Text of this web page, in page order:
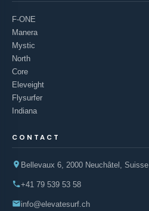
F-ONE
Manera
Mystic
North
Core
Eleveight
Flysurfer
Indiana
CONTACT
Bellevaux 6, 2000 Neuchâtel, Suisse
+41 79 539 53 58
info@elevatesurf.ch